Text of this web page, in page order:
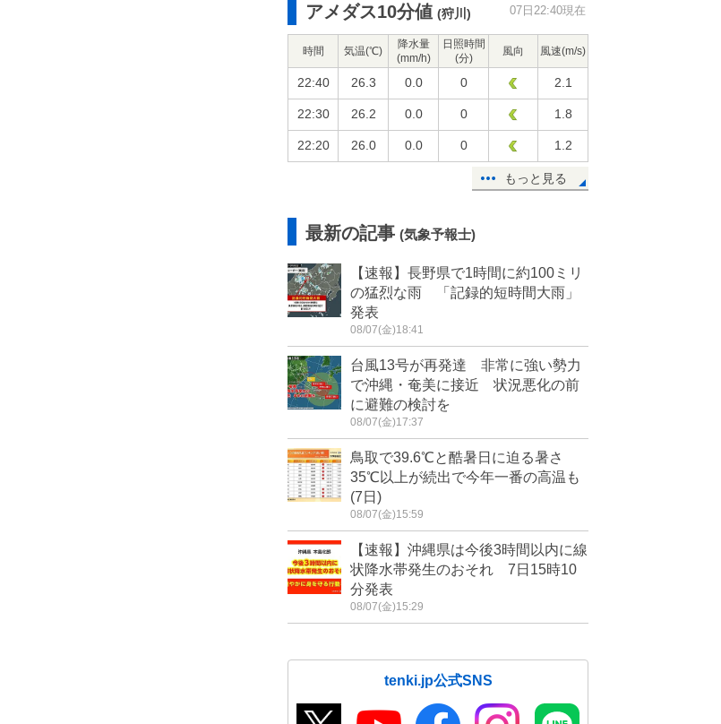
アメダス10分値 (狩川) 07日22:40現在
時間 気温(℃)
降水量
(mm/h)
日照時間
(分)
風向 風速(m/s)
22:40 26.3 0.0 0 2.1
22:30 26.2 0.0 0 1.8
22:20 26.0 0.0 0 1.2
もっと見る
最新の記事 (気象予報士)
【速報】長野県で1時間に約100ミリ
の猛烈な雨 「記録的短時間大雨」
発表
08/07(金)18:41
台風13号が再発達 非常に強い勢力
で沖縄・奄美に接近 状況悪化の前
に避難の検討を
08/07(金)17:37
鳥取で39.6℃と酷暑日に迫る暑さ
35℃以上が続出で今年一番の高温も
(7日)
08/07(金)15:59
【速報】沖縄県は今後3時間以内に線
状降水帯発生のおそれ 7日15時10
分発表
08/07(金)15:29
tenki.jp公式SNS